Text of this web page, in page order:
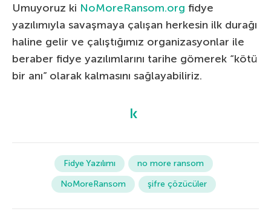
Umuyoruz ki NoMoreRansom.org fidye
yazılımıyla savaşmaya çalışan herkesin ilk durağı
haline gelir ve çalıştığımız organizasyonlar ile
beraber fidye yazılımlarını tarihe gömerek “kötü
bir anı” olarak kalmasını sağlayabiliriz.
Fidye Yazılımı
no more ransom
NoMoreRansom
şifre çözücüler